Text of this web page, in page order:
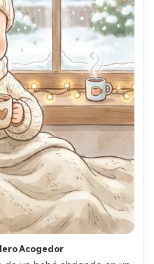
Acogedor